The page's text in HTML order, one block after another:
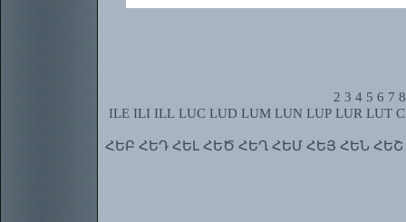
2 3 4 5 6 7 8
ILE ILI ILL LUC LUD LUM LUN LUP LUR LUT
ՀԵԲ ՀԵԴ ՀԵԼ ՀԵԾ ՀԵՂ ՀԵՄ ՀԵՅ ՀԵՆ ՀԵՇ